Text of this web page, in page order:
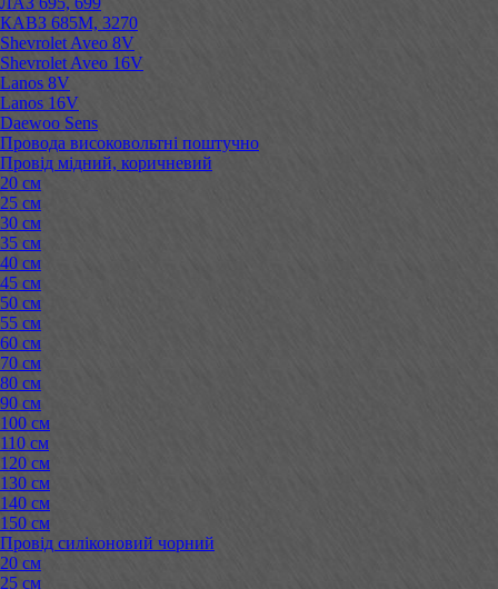
КАВЗ 685М, 3270
Shevrolet Aveo 8V
Shevrolet Aveo 16V
Lanos 8V
Lanos 16V
Daewoo Sens
Провода високовольтні поштучно
Провід мідний, коричневий
20 см
25 см
30 см
35 см
40 см
45 см
50 см
55 см
60 см
70 см
80 см
90 см
100 см
110 см
120 см
130 см
140 см
150 см
Провід силіконовий чорний
20 см
25 см